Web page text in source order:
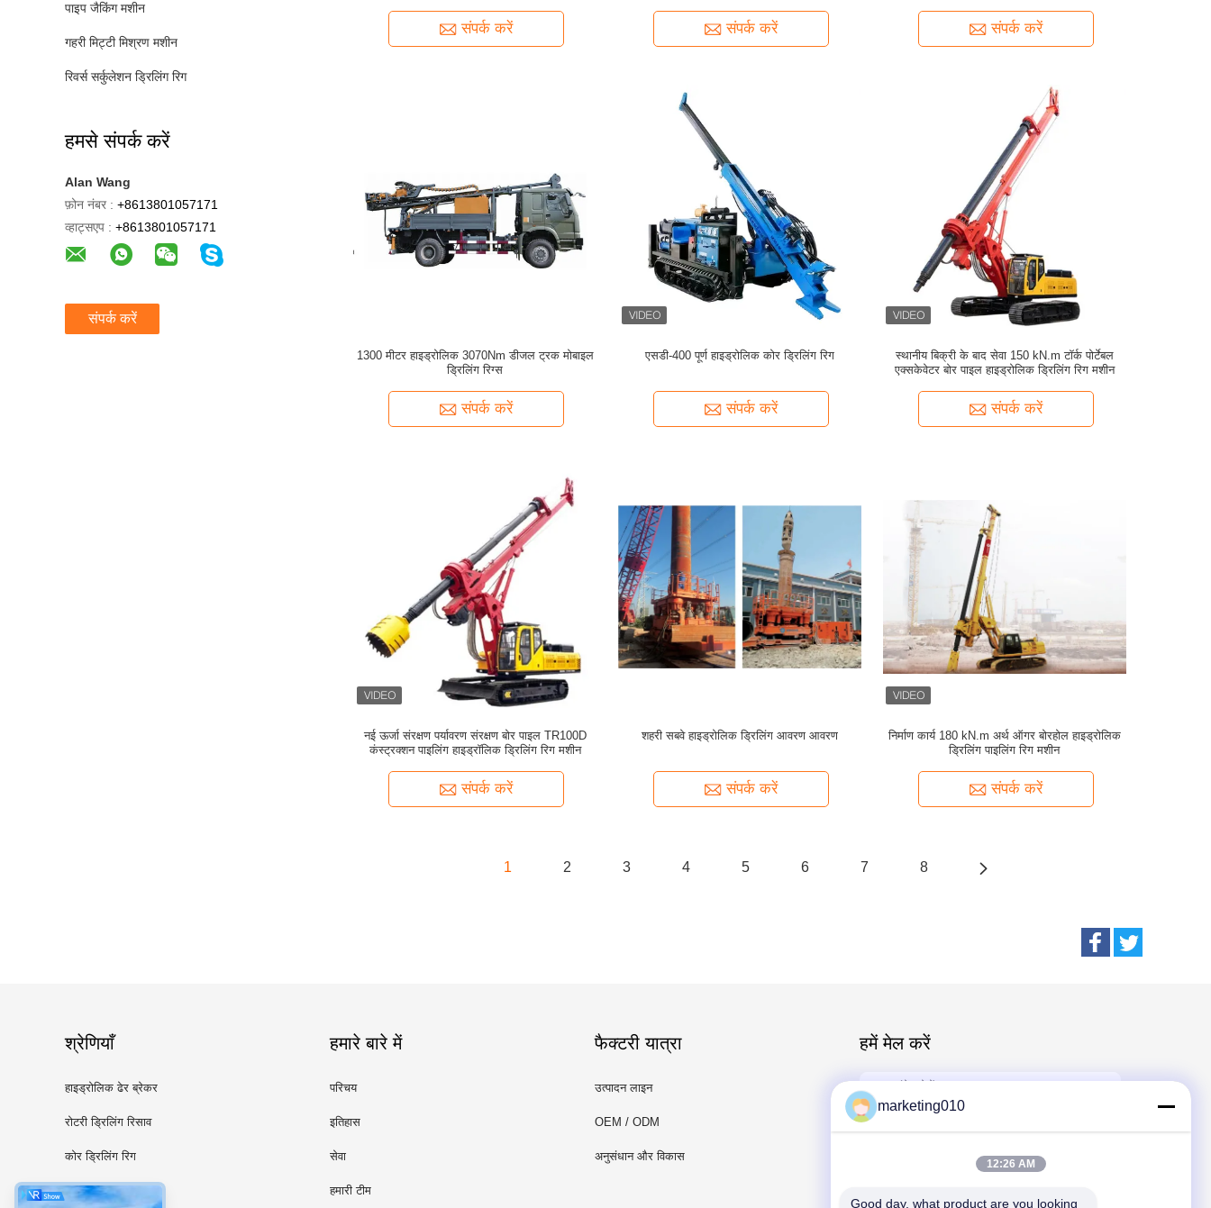
पाइप जैकिंग मशीन
गहरी मिट्टी मिश्रण मशीन
रिवर्स सर्कुलेशन ड्रिलिंग रिग
हमसे संपर्क करें
Alan Wang
फ़ोन नंबर : +8613801057171
व्हाट्सएप : +8613801057171
संपर्क करें
संपर्क करें संपर्क करें संपर्क करें
1300 मीटर हाइड्रोलिक 3070Nm डीजल ट्रक मोबाइल
ड्रिलिंग रिग्स
संपर्क करें
एसडी-400 पूर्ण हाइड्रोलिक कोर ड्रिलिंग रिग
संपर्क करें
स्थानीय बिक्री के बाद सेवा 150 kN.m टॉर्क पोर्टेबल
एक्सकेवेटर बोर पाइल हाइड्रोलिक ड्रिलिंग रिग मशीन
संपर्क करें
नई ऊर्जा संरक्षण पर्यावरण संरक्षण बोर पाइल TR100D
कंस्ट्रक्शन पाइलिंग हाइड्रॉलिक ड्रिलिंग रिग मशीन
संपर्क करें
शहरी सबवे हाइड्रोलिक ड्रिलिंग आवरण आवरण
संपर्क करें
निर्माण कार्य 180 kN.m अर्थ ऑगर बोरहोल हाइड्रोलिक
ड्रिलिंग पाइलिंग रिग मशीन
संपर्क करें
1 2 3 4 5 6 7 8
श्रेणियाँ
हाइड्रोलिक ढेर ब्रेकर
रोटरी ड्रिलिंग रिसाव
कोर ड्रिलिंग रिग
CFA उपकरण
हमारे बारे में
परिचय
इतिहास
सेवा
हमारी टीम
फैक्टरी यात्रा
उत्पादन लाइन
OEM / ODM
अनुसंधान और विकास
हमें मेल करें
marketing010
12:26 AM
Good day, what product are you looking